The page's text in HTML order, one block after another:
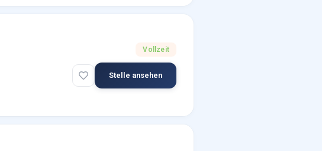
Vollzeit
Stelle ansehen